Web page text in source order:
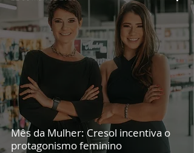
Mês da Mulher: Cresol incentiva o
protagonismo feminino